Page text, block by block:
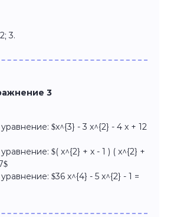
3.
3
$x^{3} - 3 x^{2} - 4 x + 12
$( x^{2} + x - 1 ) ( x^{2} +
$36 x^{4} - 5 x^{2} - 1 =